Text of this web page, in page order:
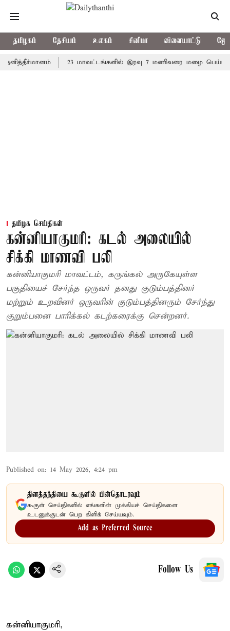
தமிழகம் தேசியம் உலகம் சினிமா விளையாட்டு
23 மாவட்டங்களில் இரவு 7 மணிவரை மழை பெய்ய
தமிழக செய்திகள்
கன்னியாகுமரி: கடல் அலையில்
சிக்கி மாணவி பலி
கன்னியாகுமரி மாவட்டம், கருங்கல் அருகேயுள்ள
பகுதியைச் சேர்ந்த ஒருவர் தனது குடும்பத்தினர்
மற்றும் உறவினர் ஒருவரின் குடும்பத்தினரும் சேர்ந்து
குறும்பனை பாரிக்கல் கடற்கரைக்கு சென்றனர்.
Published on: 14 May 2026, 4:24 pm
தினத்தந்தியை கூகுளில் பின்தொடரவும்
கூகுள் செய்திகளில் எங்களின் முக்கியச் செய்திகளை
உடனுக்குடன் பெற கிளிக் செய்யவும்.
Add as Preferred Source
Follow Us
கன்னியாகுமரி,